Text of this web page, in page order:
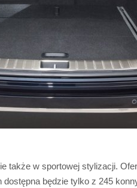
także w sportowej stylizacji.
będzie tylko z 245